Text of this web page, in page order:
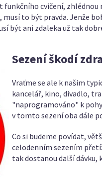
cvičení,
to být pravda. Jenže
být ani zdaleka už tak
Sezení škodí
Vraťme se ale k našim
kancelář, kino, divadlo,
"naprogramováno" k
v tomto sezení oba dále
Co si budeme povídat,
celodenním sezením
tak dostanou další dávku,